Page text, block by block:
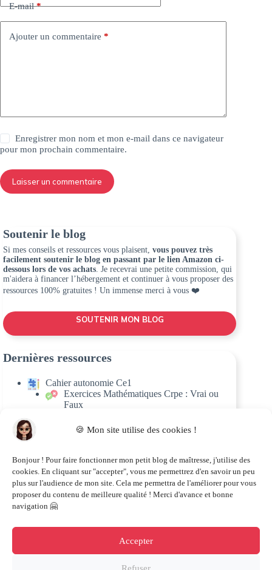
🍪 Mon site utilise des cookies !
Bonjour ! Pour faire fonctionner mon petit blog de maîtresse, j'utilise des
cookies. En cliquant sur "accepter", vous me permettrez d'en savoir un peu
plus sur l'audience de mon site. Cela me permettra de l'améliorer pour vous
proposer du contenu de meilleure qualité ! Merci d'avance et bonne
navigation 🤗
Accepter
Refuser
E-mail*
Ajouter un commentaire *
Enregistrer mon nom et mon e-mail dans ce navigateur
pour mon prochain commentaire.
Laisser un commentaire
Soutenir le blog
Si mes conseils et ressources vous plaisent, vous pouvez très
facilement soutenir le blog en passant par le lien Amazon ci-
dessous lors de vos achats. Je recevrai une petite commission, qui
m'aidera à financer l’hébergement et continuer à vous proposer des
ressources 100% gratuites ! Un immense merci à vous ❤️
SOUTENIR MON BLOG
Dernières ressources
Cahier autonomie Ce1
Exercices Mathématiques Crpe : Vrai ou
Faux
Programme révision Crpe
© 2021-2026 Maîtresse aux Lunettes |
Politique de confidentialité